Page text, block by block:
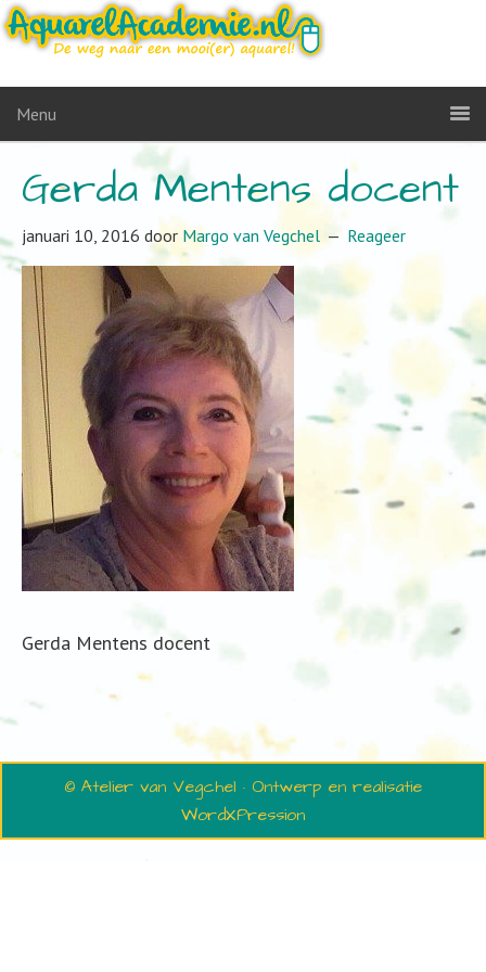
Menu
Gerda Mentens docent
januari 10, 2016 door Margo van Vegchel Reageer
Gerda Mentens docent
© Atelier van Vegchel · Ontwerp en realisatie
WordXPression